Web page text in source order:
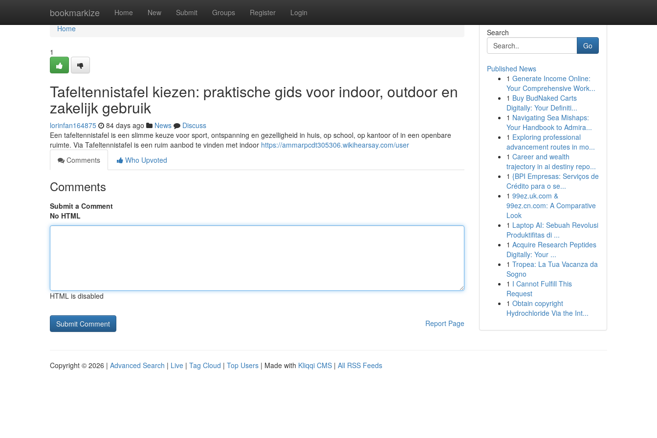
bookmarkize Home New Submit Groups Register Login
Home
Home
1
Tafeltennistafel kiezen: praktische gids voor indoor, outdoor en
zakelijk gebruik
lorinfan164875 84 days ago News
Discuss
Een tafeltennistafel is een slimme keuze voor sport, ontspanning en gezelligheid in huis, op school, op kantoor of in een openbare
ruimte. Via Tafeltennistafel is een ruim aanbod te vinden met indoor https://ammarpcdt305306.wikihearsay.com/user
Comments
Who Upvoted
Comments
Submit a Comment
No HTML
HTML is disabled
Report Page
Search
Go
Published News
1 Generate Income Online:
Your Comprehensive Work...
1 Buy BudNaked Carts
Digitally: Your Definiti...
1 Navigating Sea Mishaps:
Your Handbook to Admira...
1 Exploring professional
advancement routes in mo...
1 Career and wealth
trajectory in ai destiny repo...
1 {BPI Empresas: Serviços de
Crédito para o se...
1 99ez.uk.com &
99ez.cn.com: A Comparative
Look
1 Laptop AI: Sebuah Revolusi
Produktifitas di ...
1 Acquire Research Peptides
Digitally: Your ...
1 Tropea: La Tua Vacanza da
Sogno
1 I Cannot Fulfill This
Request
1 Obtain copyright
Hydrochloride Via the Int...
Copyright © 2026 | Advanced Search | Live | Tag Cloud | Top Users | Made with Kliqqi CMS | All RSS Feeds